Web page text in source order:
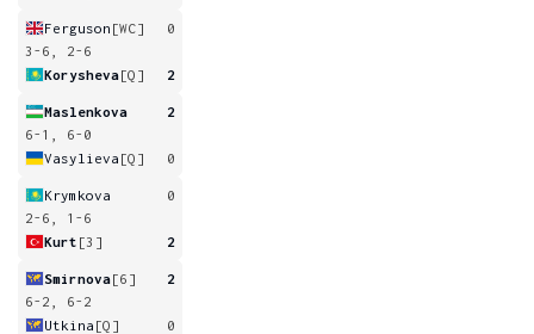
Ferguson [WC]
0
3-6, 2-6
Korysheva[Q] 2
Maslenkova
2
6-1, 6-0
Vasylieva [Q] 0
Krymkova
0
2-6, 1-6
Kurt [3] 2
Smirnova[6]
2
6-2, 6-2
Utkina [Q] 0